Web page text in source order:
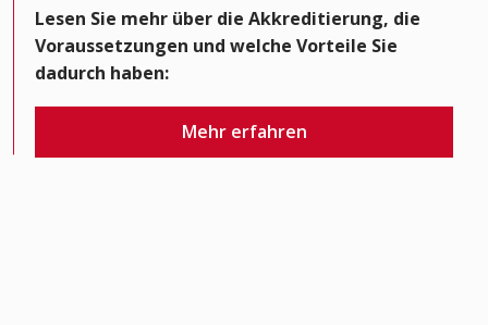
Lesen Sie mehr über die Akkreditierung, die
Voraussetzungen und welche Vorteile Sie
dadurch haben:
Mehr erfahren